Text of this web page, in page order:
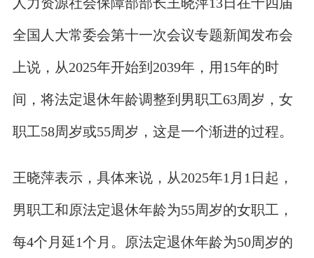
全国人大常委会第十一次会议专题新闻发布会
上说，从2025年开始到2039年，用15年的时
间，将法定退休年龄调整到男职工63周岁，女
职工58周岁或55周岁，这是一个渐进的过程。
王晓萍表示，具体来说，从2025年1月1日起，
男职工和原法定退休年龄为55周岁的女职工，
每4个月延1个月。原法定退休年龄为50周岁的